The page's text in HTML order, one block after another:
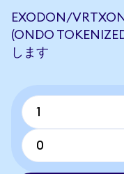
EXODON/
(ONDO
します